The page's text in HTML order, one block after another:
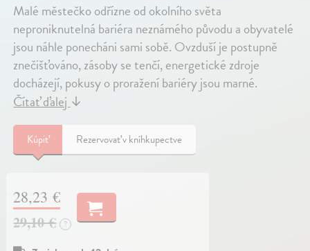
Malé městečko odřízne od okolního světa
neproniknutelná bariéra neznámého původu a obyvatelé
jsou náhle ponecháni sami sobě. Ovzduší je postupně
znečišťováno, zásoby se tenčí, energetické zdroje
docházejí, pokusy o proražení bariéry jsou marné.
Čítať ďalej↓
Kúpiť Rezervovať v kníhkupectve
28,23 €
29,10 €
?